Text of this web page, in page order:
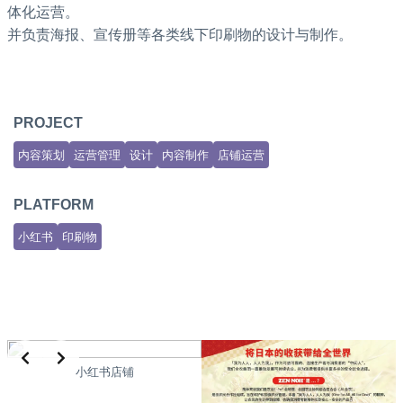
体化运营。
并负责海报、宣传册等各类线下印刷物的设计与制作。
PROJECT
内容策划 运营管理 设计 内容制作 店铺运营
PLATFORM
小红书 印刷物
小红书店铺